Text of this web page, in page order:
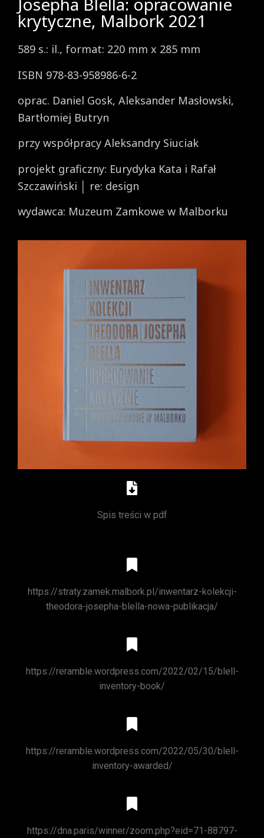
krytyczne, Malbork 2021
589 s.: il., format: 220 mm x 285 mm
ISBN 978-83-958986-6-2
oprac. Daniel Gosk, Aleksander Masłowski,
Bartłomiej Butryn
przy współpracy Aleksandry Siuciak
projekt graficzny: Eurydyka Kata i Rafał
Szczawiński │ re: design
wydawca: Muzeum Zamkowe w Malborku
Spis treści w pdf
https://straty.zamek.malbork.pl/inwentarz-kolekcji-
theodora-josepha-blella-nowa-publikacja/
https://reramble.wordpress.com/2022/02/15/blell-
inventory-book/
https://reramble.wordpress.com/2022/05/30/blell-
inventory-awarded/
https://dna.paris/winner/zoom.php?eid=71-88797-